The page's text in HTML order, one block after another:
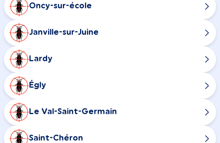
Oncy-sur-école
Janville-sur-Juine
Lardy
Égly
Le Val-Saint-Germain
Saint-Chéron